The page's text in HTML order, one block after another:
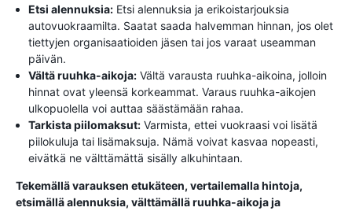
Etsi alennuksia: Etsi alennuksia ja erikoistarjouksia
autovuokraamilta. Saatat saada halvemman hinnan, jos olet
tiettyjen organisaatioiden jäsen tai jos varaat useamman
päivän.
Vältä ruuhka-aikoja: Vältä varausta ruuhka-aikoina, jolloin
hinnat ovat yleensä korkeammat. Varaus ruuhka-aikojen
ulkopuolella voi auttaa säästämään rahaa.
Tarkista piilomaksut: Varmista, ettei vuokraasi voi lisätä
piilokuluja tai lisämaksuja. Nämä voivat kasvaa nopeasti,
eivätkä ne välttämättä sisälly alkuhintaan.
Tekemällä varauksen etukäteen, vertailemalla hintoja,
etsimällä alennuksia, välttämällä ruuhka-aikoja ja